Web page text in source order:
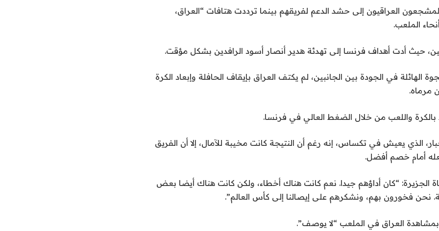
العراقيون إلى حشد الدعم لفريقهم بينما ترددت هتافات “العراق،
الملعب.
حيث أدت أهداف فرنسا إلى تهدئة هدير أنصار أسود الرافدين بشكل مؤقت.
الهائلة في الجودة بين الجانبين، لم يكتف العراق بإيقاف الحافلة وإبعاد الكرة
مرماه.
بالكرة واللعب من خلال الضغط العالي في فرنسا.
الذي يعيش في تكساس، إنه رغم أن النتيجة كانت مخيبة للآمال، إلا أن الفريق
أمام خصم أفضل.
الجزيرة: “كان أداؤهم جيدا. نعم كانت هناك أخطاء، ولكن كانت هناك أيضا بعض
نحن فخورون بهم، ونشكرهم على إيصالنا إلى كأس العالم”.
العراق في الملعب “لا يوصف”.